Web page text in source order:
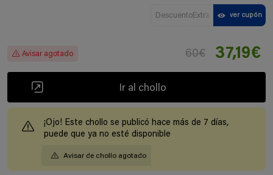
DescuentoExtra ver cupón
Avisar agotado 60€ 37,19€
Ir al chollo
¡Ojo! Este chollo se publicó hace más de 7 días,
puede que ya no esté disponible
Avisar de chollo agotado